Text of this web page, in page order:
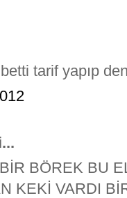
tarif yapıp
BÖREK BU
KEKİ VARDI